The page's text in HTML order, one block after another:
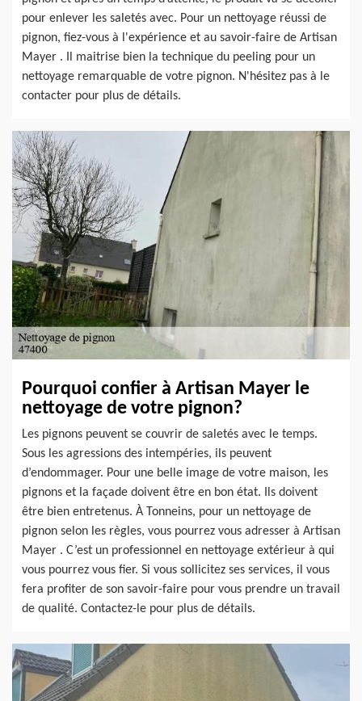
pour enlever les saletés avec. Pour un nettoyage réussi de
pignon, fiez-vous à l'expérience et au savoir-faire de Artisan
Mayer . Il maitrise bien la technique du peeling pour un
nettoyage remarquable de votre pignon. N'hésitez pas à le
contacter pour plus de détails.
Pourquoi confier à Artisan Mayer le
nettoyage de votre pignon?
Les pignons peuvent se couvrir de saletés avec le temps.
Sous les agressions des intempéries, ils peuvent
d’endommager. Pour une belle image de votre maison, les
pignons et la façade doivent être en bon état. Ils doivent
être bien entretenus. À Tonneins, pour un nettoyage de
pignon selon les règles, vous pourrez vous adresser à Artisan
Mayer . C’est un professionnel en nettoyage extérieur à qui
vous pourrez vous fier. Si vous sollicitez ses services, il vous
fera profiter de son savoir-faire pour vous prendre un travail
de qualité. Contactez-le pour plus de détails.